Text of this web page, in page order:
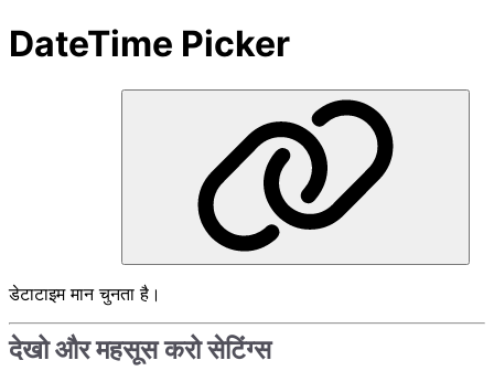
DateTime Picker
डेटाटाइम मान चुनता है।
देखो और महसूस करो सेटिंग्स